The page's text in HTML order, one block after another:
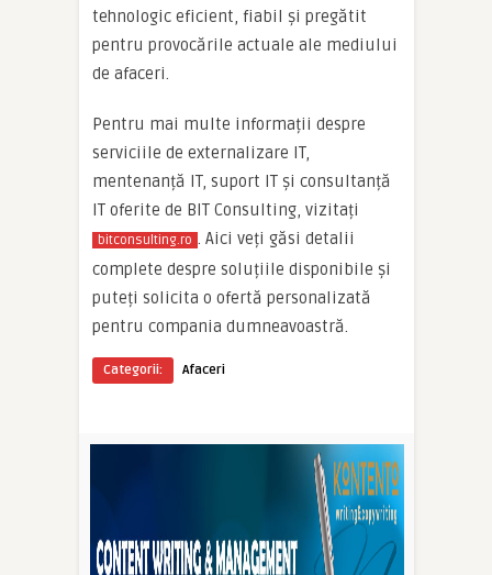
tehnologic eficient, fiabil și pregătit
pentru provocările actuale ale mediului
de afaceri.
Pentru mai multe informații despre
serviciile de externalizare IT,
mentenanță IT, suport IT și consultanță
IT oferite de BIT Consulting, vizitați
bitconsulting.ro . Aici veți găsi detalii
complete despre soluțiile disponibile și
puteți solicita o ofertă personalizată
pentru compania dumneavoastră.
Categorii: Afaceri